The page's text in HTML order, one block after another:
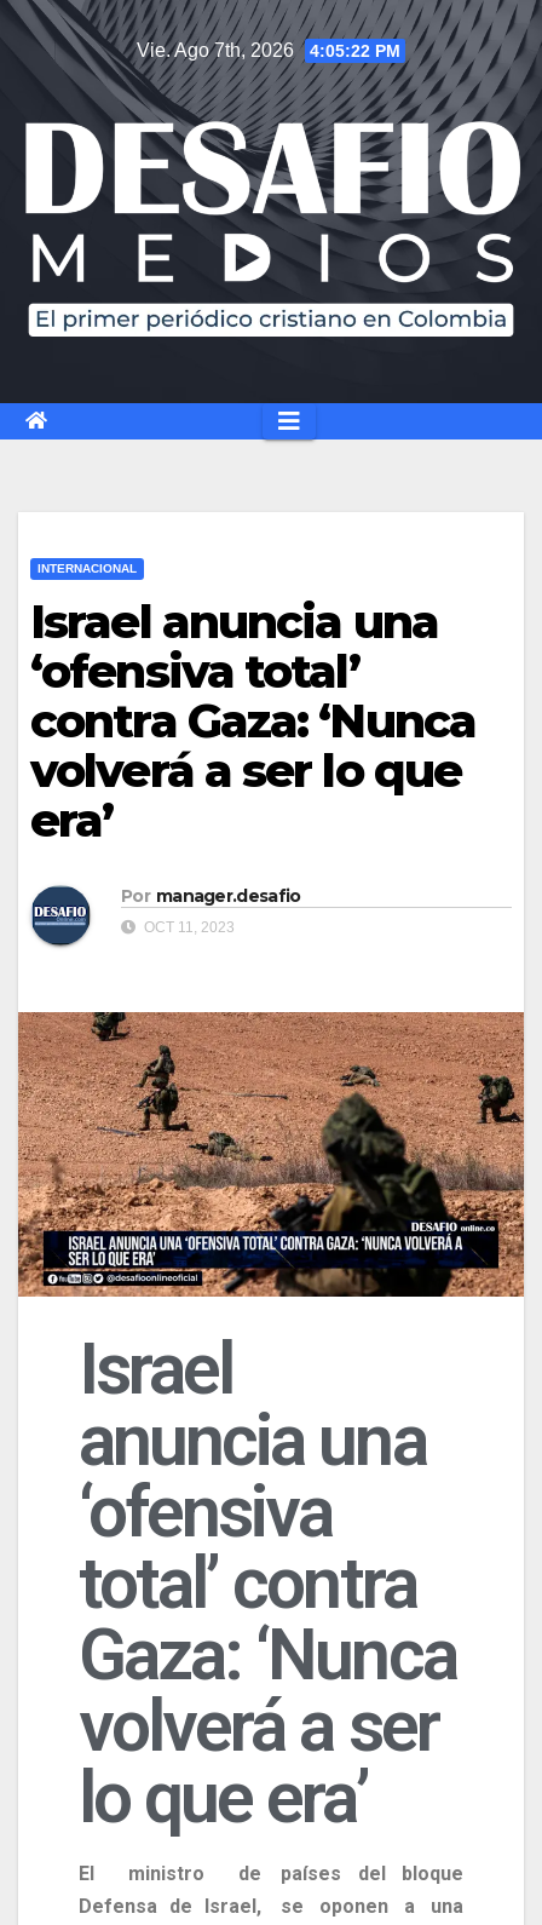
Vie. Ago 7th, 2026 4:05:23 PM
INTERNACIONAL
Israel anuncia una
‘ofensiva total’
contra Gaza: ‘Nunca
volverá a ser lo que
era’
Por manager.desafio
OCT 11, 2023
Israel
anuncia una
‘ofensiva
total’ contra
Gaza: ‘Nunca
volverá a ser
lo que era’
El ministro de
Defensa de Israel,
países del bloque
se oponen a una